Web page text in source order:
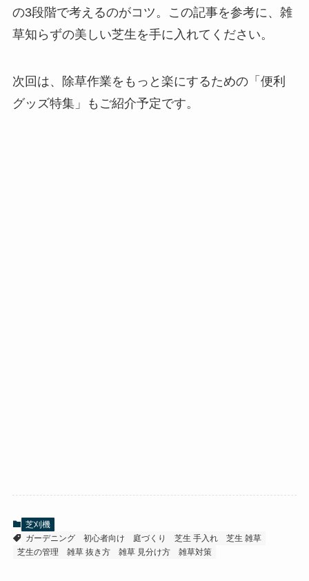
の3段階で考えるのがコツ。この記事を参考に、雑
草知らずの美しい芝生を手に入れてください。
次回は、除草作業をもっと楽にするための「便利
グッズ特集」もご紹介予定です。
芝刈機
ガーデニング
初心者向け 庭づくり 芝生 手入れ
芝生 雑草
芝生の管理
雑草 抜き方 雑草 見分け方 雑草対策